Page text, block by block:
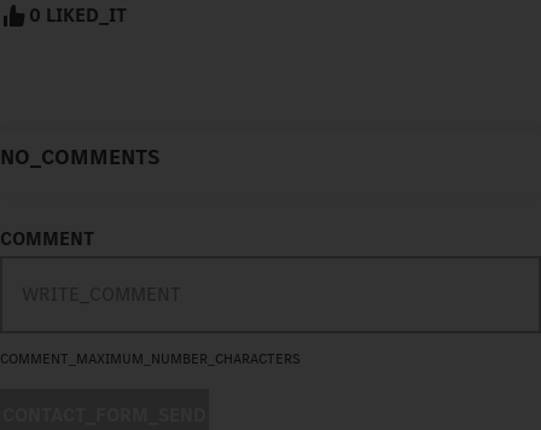
0 LIKED_IT
NO_COMMENTS
COMMENT
COMMENT_MAXIMUM_NUMBER_CHARACTERS